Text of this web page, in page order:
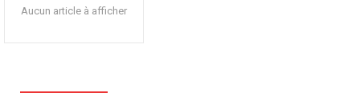
Aucun article à afficher